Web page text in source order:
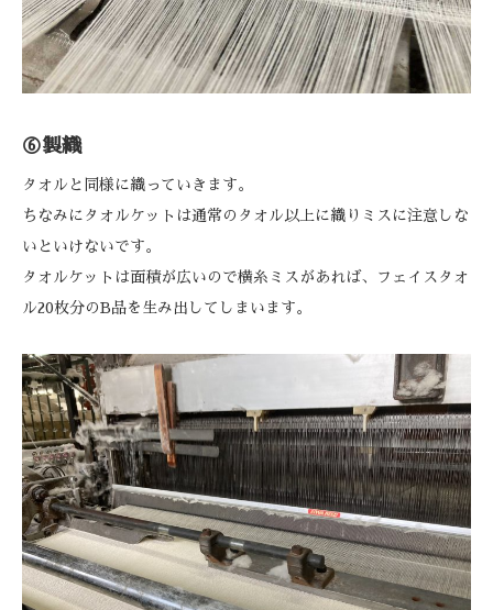
⑥製織
タオルと同様に織っていきます。
ちなみにタオルケットは通常のタオル以上に織りミスに注意しな
いといけないです。
タオルケットは面積が広いので横糸ミスがあれば、フェイスタオ
ル20枚分のB品を生み出してしまいます。